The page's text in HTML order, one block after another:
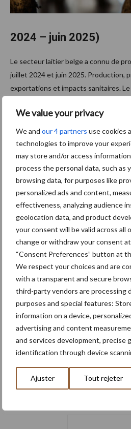
We value your privacy
We and our 4 partners use cookies
technologies to improve your
may store and/or access
process the personal data, such as
browsing data, for purposes like
personalized ads and content,
effectiveness, analyzing audience
geolocation data, and product
your consent will be valid across all
change or withdraw your consent
“Consent Preferences” button at
We respect your choices and are
with a transparent and secure
third-party vendors are processing
purposes and special features:
information on a device,
advertising and content
and services development, precise
identification through device
Ajuster Tout rejeter
2024 – juin 2025)
Le secteur laitier belge a connu de
juillet 2024 et juin 2025. Production,
exportations et impacts sanitaires.
1 août 2025
En 2023, un agriculteur belge
par an pour la location de terres
prairies. En 10 ans, le prix des
augmenté de 33,5 % et celui …[Lire
FooterS’abonner à la